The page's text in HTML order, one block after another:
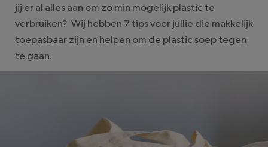
jij er al alles aan om zo min mogelijk plastic te
verbruiken? Wij hebben 7 tips voor jullie die makkelijk
toepasbaar zijn en helpen om de plastic soep tegen
te gaan.